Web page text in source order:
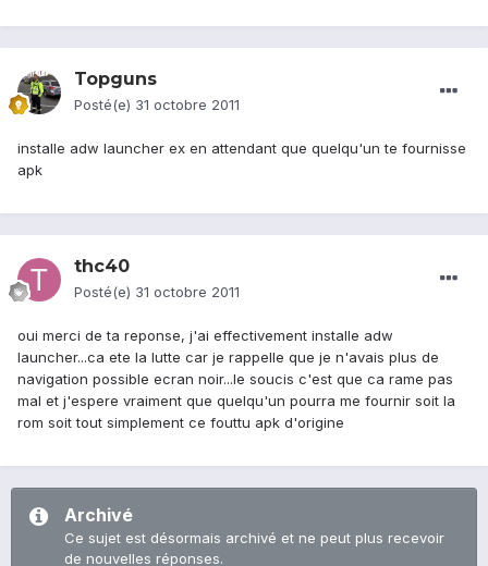
Topguns
Posté(e) 31 octobre 2011
installe adw launcher ex en attendant que quelqu'un te fournisse
apk
thc40
Posté(e) 31 octobre 2011
oui merci de ta reponse, j'ai effectivement installe adw
launcher...ca ete la lutte car je rappelle que je n'avais plus de
navigation possible ecran noir...le soucis c'est que ca rame pas
mal et j'espere vraiment que quelqu'un pourra me fournir soit la
rom soit tout simplement ce fouttu apk d'origine
Archivé
Ce sujet est désormais archivé et ne peut plus recevoir
de nouvelles réponses.